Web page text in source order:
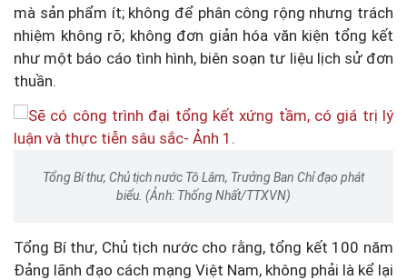
mà sản phẩm ít; không để phân công rộng nhưng trách
nhiệm không rõ; không đơn giản hóa văn kiện tổng kết
như một báo cáo tình hình, biên soạn tư liệu lịch sử đơn
thuần.
Tổng Bí thư, Chủ tịch nước Tô Lâm, Trưởng Ban Chỉ đạo phát
biểu. (Ảnh: Thống Nhất/TTXVN)
Tổng Bí thư, Chủ tịch nước cho rằng, tổng kết 100 năm
Đảng lãnh đạo cách mạng Việt Nam, không phải là kể lại